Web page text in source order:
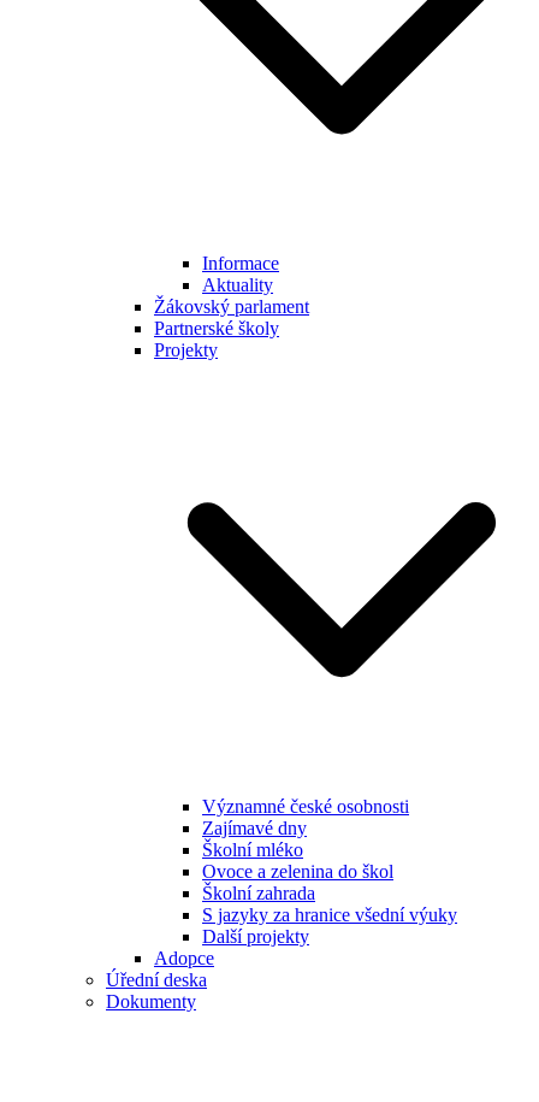
Informace
Aktuality
Žákovský parlament
Partnerské školy
Projekty
Významné české osobnosti
Zajímavé dny
Školní mléko
Ovoce a zelenina do škol
Školní zahrada
S jazyky za hranice všední výuky
Další projekty
Adopce
Úřední deska
Dokumenty